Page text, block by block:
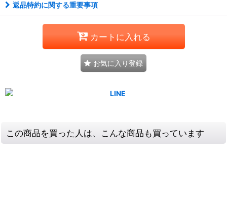
返品特約に関する重要事項
カートに入れる
お気に入り登録
この商品を買った人は、こんな商品も買っています